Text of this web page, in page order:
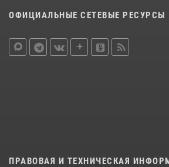
ОФИЦИАЛЬНЫЕ СЕТЕВЫЕ РЕСУРСЫ
ПРАВОВАЯ И ТЕХНИЧЕСКАЯ